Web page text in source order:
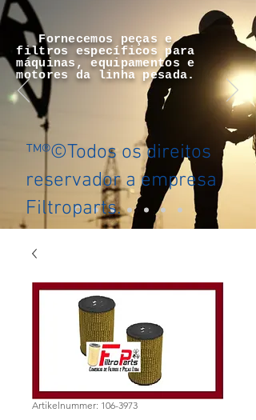
Fornecemos peças e
filtros específicos para
máquinas, equipamentos e
motores da linha pesada.
™®©Todos os direitos
reservador a empresa
Filtroparts.
Artikelnummer: 106-3973